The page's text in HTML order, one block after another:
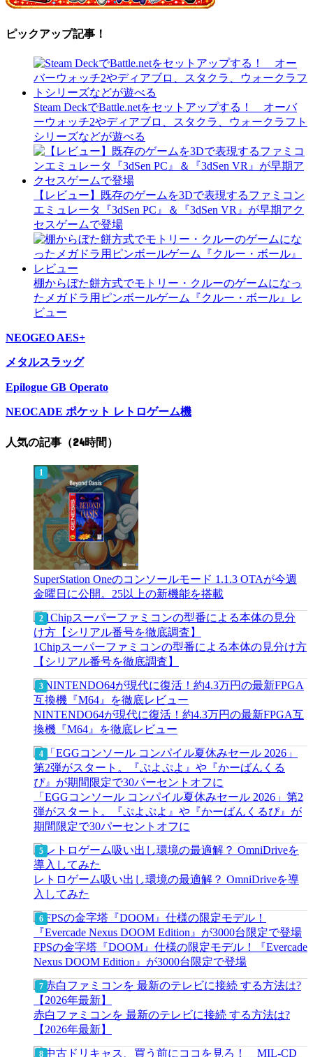
ピックアップ記事！
Steam DeckでBattle.netをセットアップする！ オーバ
ーウォッチ2やディアブロ、スタクラ、ウォークラフト
シリーズなどが遊べる
【レビュー】既存のゲームを3Dで表現するファミコン
エミュレータ『3dSen PC』＆『3dSen VR』が早期アク
セスゲームで登場
棚からぼた餅方式でモトリー・クルーのゲームになっ
たメガドラ用ピンボールゲーム『クルー・ボール』レ
ビュー
NEOGEO AES+
メタルスラッグ
Epilogue GB Operato
NEOCADE ポケット レトロゲーム機
人気の記事（24時間）
SuperStation Oneのコンソールモード 1.1.3 OTAが今週
金曜日に公開。25以上の新機能を搭載
1Chipスーパーファミコンの型番による本体の見分け方
【シリアル番号を徹底調査】
NINTENDO64が現代に復活！約4.3万円の最新FPGA互
換機『M64』を徹底レビュー
「EGGコンソール コンパイル夏休みセール 2026」第2
弾がスタート。『ぷよぷよ』や『かーばんくるぴ』が
期間限定で30パーセントオフに
レトロゲーム吸い出し環境の最適解？ OmniDriveを導
入してみた
FPSの金字塔『DOOM』仕様の限定モデル！『Evercade
Nexus DOOM Edition』が3000台限定で登場
赤白ファミコンを 最新のテレビに接続 する方法は?
【2026年最新】